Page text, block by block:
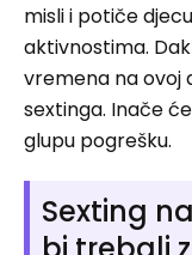
misli i potiče
aktivnostima.
vremena na ovoj
sextinga. Inače
glupu pogrešku.
Sexting